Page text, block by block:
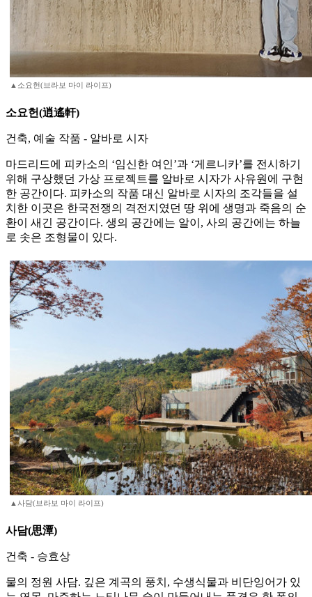
▲소요헌(브라보 마이 라이프)
소요헌(逍遙軒)
건축, 예술 작품 - 알바로 시자
마드리드에 피카소의 ‘임신한 여인’과 ‘게르니카’를 전시하기
위해 구상했던 가상 프로젝트를 알바로 시자가 사유원에 구현
한 공간이다. 피카소의 작품 대신 알바로 시자의 조각들을 설
치한 이곳은 한국전쟁의 격전지였던 땅 위에 생명과 죽음의 순
환이 새긴 공간이다. 생의 공간에는 알이, 사의 공간에는 하늘
로 솟은 조형물이 있다.
▲사담(브라보 마이 라이프)
사담(思潭)
건축 - 승효상
물의 정원 사담. 깊은 계곡의 풍치, 수생식물과 비단잉어가 있